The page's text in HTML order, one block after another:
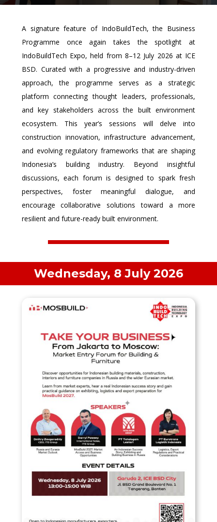
A signature feature of IndoBuildTech, the Business
Programme once again takes the spotlight at
IndoBuildTech Expo, held from 8–12 July 2026 at ICE
BSD. Curated with a progressive and industry-driven
approach, the programme serves as a strategic
platform connecting thought leaders, professionals,
and key stakeholders across the built environment
ecosystem. This year’s sessions will delve into
construction innovation, infrastructure advancement,
and evolving regulatory frameworks that are shaping
Indonesia’s building industry. Beyond insightful
discussions, each forum is designed to spark fresh
perspectives, foster meaningful dialogue, and
encourage collaborative solutions toward a more
resilient and future-ready built environment.
Wednesday, 8 July 2026